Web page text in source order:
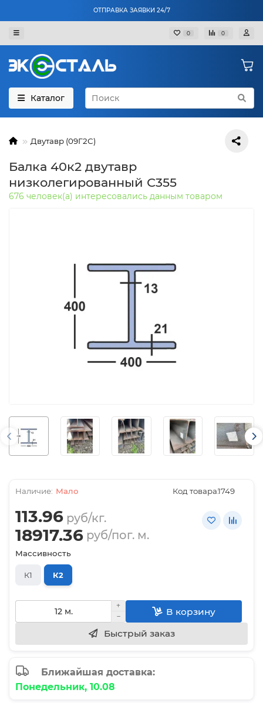
ОТПРАВКА ЗАЯВКИ 24/7
0 0
Каталог
Двутавр (09Г2С)
Балка 40к2 двутавр
низколегированный С355
676 человек(а) интересовались данным товаром
Мало Код товара:1749
113.96 руб/кг.
18917.36 руб/пог. м.
Массивность
К1 К2
В корзину
Быстрый заказ
Ближайшая доставка:
Понедельник, 10.08